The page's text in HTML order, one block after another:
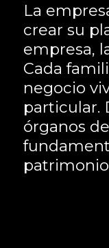
La
crear su
empresa,
Cada
negocio
particular.
órganos